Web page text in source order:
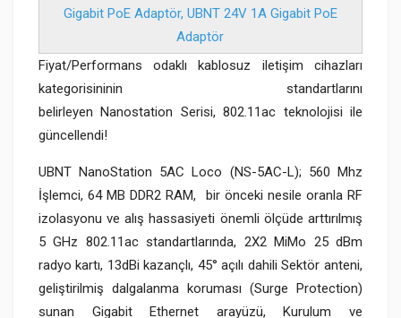
Gigabit PoE Adaptör, UBNT 24V 1A Gigabit PoE
Adaptör
Fiyat/Performans odaklı kablosuz iletişim cihazları
kategorisininin standartlarını
belirleyen Nanostation Serisi, 802.11ac teknolojisi ile
güncellendi!
UBNT NanoStation 5AC Loco (NS-5AC-L); 560 Mhz
İşlemci, 64 MB DDR2 RAM, bir önceki nesile oranla RF
izolasyonu ve alış hassasiyeti önemli ölçüde arttırılmış
5 GHz 802.11ac standartlarında, 2X2 MiMo 25 dBm
radyo kartı, 13dBi kazançlı, 45° açılı dahili Sektör anteni,
geliştirilmiş dalgalanma koruması (Surge Protection)
sunan Gigabit Ethernet arayüzü, Kurulum ve